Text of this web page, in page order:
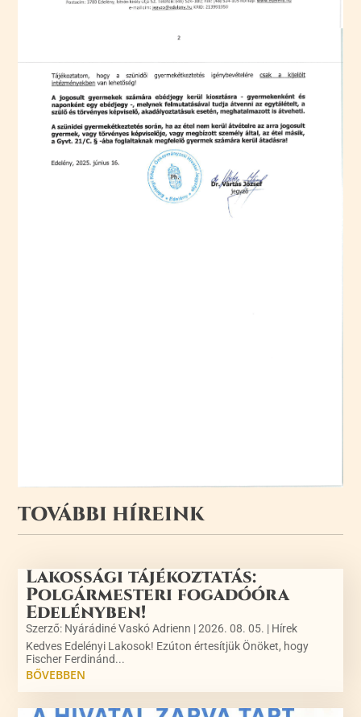
TOVÁBBI HÍREINK
Lakossági tájékoztatás:
Polgármesteri fogadóóra
Edelényben!
Szerző: Nyárádiné Vaskó Adrienn |2026. 08. 05. | Hírek
Kedves Edelényi Lakosok! Ezúton értesítjük Önöket, hogy
Fischer Ferdinánd...
BŐVEBBEN